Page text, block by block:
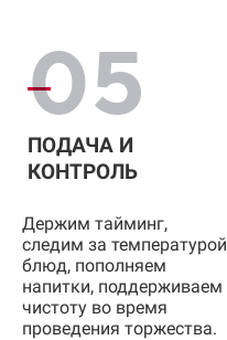
05
ПОДАЧА И
КОНТРОЛЬ
Держим тайминг,
следим за температурой
блюд, пополняем
напитки, поддерживаем
чистоту во время
проведения торжества.